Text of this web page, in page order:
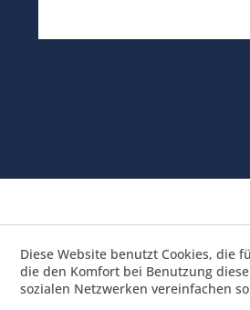
Diese Website benutzt Cookies, die
die den Komfort bei Benutzung
sozialen Netzwerken vereinfachen